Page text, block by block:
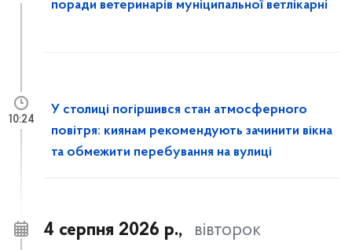
поради ветеринарів муніципальної ветлікарні
У столиці погіршився стан атмосферного
повітря: киянам рекомендують зачинити вікна
та обмежити перебування на вулиці
10:24
4 серпня 2026 р., вівторок